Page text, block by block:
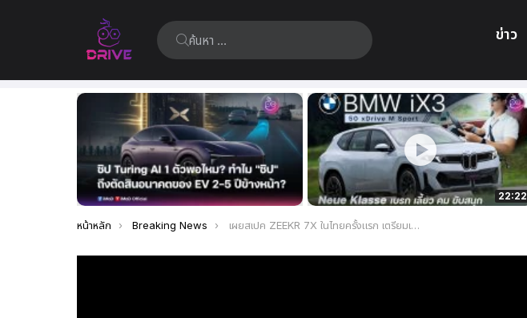
ค้นหา: ข่าว
เรื่อง
ล่าสุด
22:22
คุณอยู่ที่นี่:
หน้าหลัก Breaking News เผยสเปค ZEEKR 7X ในไทยครั้งแรก เตรียมเปิดตัวอย่างเป็นทางการ 15 สิงหาคมนี้ คาดการณ์ราคาเริ่ม 1.6x ล้านบาท